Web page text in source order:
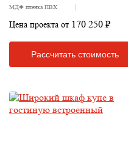
МДФ пленка ПВХ
Цена проекта от 170 250 ₽
Рассчитать стоимость